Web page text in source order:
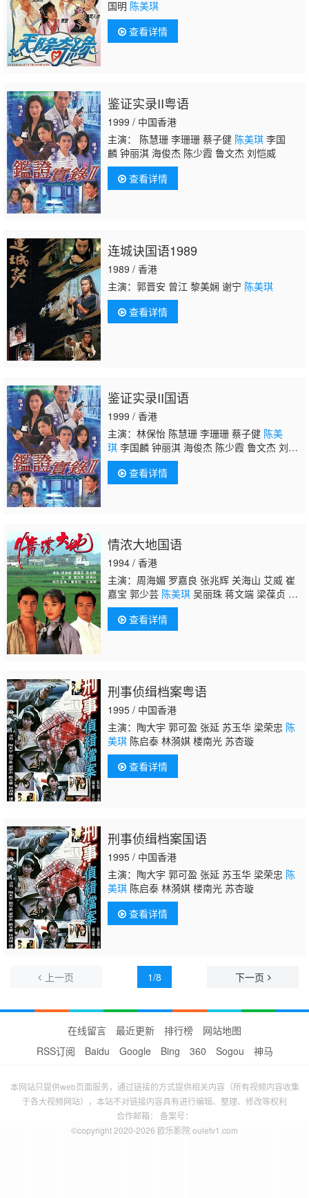
国明 陈美琪
查看详情
鉴证实录II粤语
1999 / 中国香港
主演： 陈慧珊 李珊珊 蔡子健 陈美琪李国
麟 钟丽淇 海俊杰 陈少霞 鲁文杰 刘恺威
查看详情
连城诀国语1989
1989 / 香港
主演：郭晋安 曾江 黎美娴 谢宁 陈美琪
查看详情
鉴证实录II国语
1999 / 香港
主演：林保怡 陈慧珊 李珊珊 蔡子健 陈美
琪李国麟 钟丽淇 海俊杰 陈少霞 鲁文杰 刘恺
威
查看详情
情浓大地国语
1994 / 香港
主演：周海媚 罗嘉良 张兆辉 关海山 艾威 崔
嘉宝 郭少芸 陈美琪吴丽珠 蒋文端 梁葆贞 梁
健平 冯素波 刘江 李丽丽 王伟梁 伍卫国 何璧
坚 陈中坚 谭一清 虞天伟 薛纯基 李炜祺 廖丽
丽 关菁 陈佩珊 陈勉良 温双燕 刘美珊 孙季
查看详情
刑事侦缉档案粤语
1995 / 中国香港
主演：陶大宇 郭可盈 张延 苏玉华 梁荣忠 陈
美琪陈启泰 林漪娸 楼南光 苏杏璇
查看详情
刑事侦缉档案国语
1995 / 中国香港
主演：陶大宇 郭可盈 张延 苏玉华 梁荣忠 陈
美琪陈启泰 林漪娸 楼南光 苏杏璇
查看详情
上一页 1/8 下一页
在线留言 最近更新 排行榜
网站地图
RSS订阅
Baidu Google Bing 360 Sogou 神马
本网站只提供web页面服务，通过链接的方式提供相关内容（所有视频内容收集
于各大视频网站），本站不对链接内容具有进行编辑、整理、修改等权利
合作邮箱： 备案号：
©copyright 2020-2026 欧乐影院 ouletv1.com